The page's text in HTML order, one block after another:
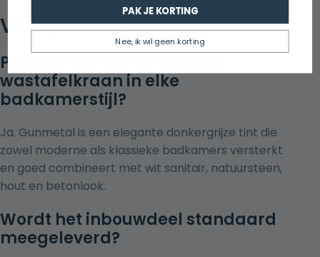
Veelgestelde vragen
Past een gunmetal inbouw
wastafelkraan in elke
badkamerstijl?
Ja. Gunmetal is een elegante donkergrijze tint die
zowel moderne als klassieke badkamers versterkt
en goed combineert met wit sanitair, natuursteen,
hout en betonlook.
Wordt het inbouwdeel standaard
meegeleverd?
PAK JE KORTING
Nee, ik wil geen korting